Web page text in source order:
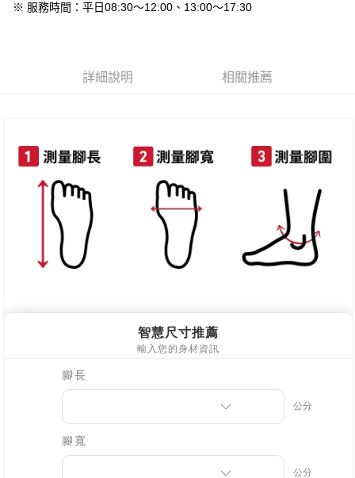
7-11付款取貨
離島郵局配送
每筆NT$90，滿NT$999(含以上)免運費
【宇迅國際】限一般住址，不支援智能櫃 查看運費
※ 服務時間：平日08:30～12:00、13:00～17:30
詳細說明 相關推薦